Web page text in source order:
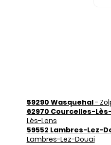
59290 Wasquehal-
62970 Courcelles-
Lès-Lens
59552 Lambres-Lez-
Lambres-Lez-Douai